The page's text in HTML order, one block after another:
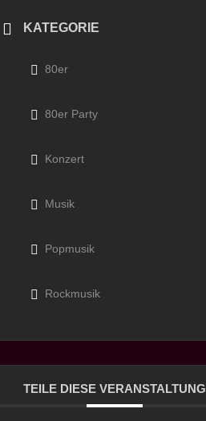
KATEGORIE
80er
80er Party
Konzert
Musik
Popmusik
Rockmusik
TEILE DIESE VERANSTALTUNG